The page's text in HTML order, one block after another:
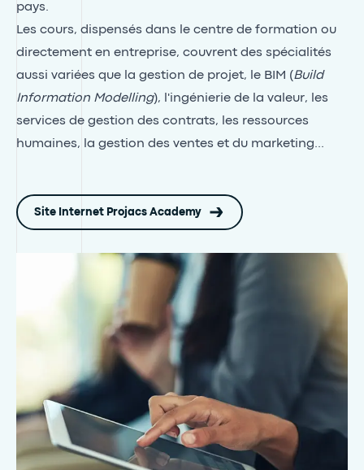
pays.
Les cours, dispensés dans le centre de formation ou
directement en entreprise, couvrent des spécialités
aussi variées que la gestion de projet, le BIM (Build
Information Modelling), l'ingénierie de la valeur, les
services de gestion des contrats, les ressources
humaines, la gestion des ventes et du marketing...
Site Internet Projacs Academy